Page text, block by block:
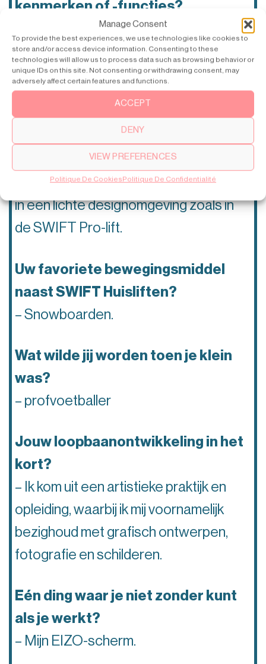
Manage Consent
To provide the best experiences, we use technologies like cookies to
store and/or access device information. Consenting to these
technologies will allow us to process data such as browsing behavior or
unique IDs on this site. Not consenting or withdrawing consent, may
adversely affect certain features and functions.
ACCEPT
DENY
VIEW PREFERENCES
Politique De CookiesPolitique De Confidentialité
kenmerken of -functies?
– De visuele impact van het ArtWall-
concept en het feit dat de lift op
batterijen werkt en dus stil is.
Je favoriete ArtWall en waarom?
– Nou, ik vind ze allemaal leuk. Ik vind het
heel spannend om gedrukte beelden te
combineren met bewegende beelden
in een lichte designomgeving zoals in
de SWIFT Pro-lift.
Uw favoriete bewegingsmiddel
naast SWIFT Huisliften?
– Snowboarden.
Wat wilde jij worden toen je klein
was?
– profvoetballer
Jouw loopbaanontwikkeling in het
kort?
– Ik kom uit een artistieke praktijk en
opleiding, waarbij ik mij voornamelijk
bezighoud met grafisch ontwerpen,
fotografie en schilderen.
Eén ding waar je niet zonder kunt
als je werkt?
– Mijn EIZO-scherm.